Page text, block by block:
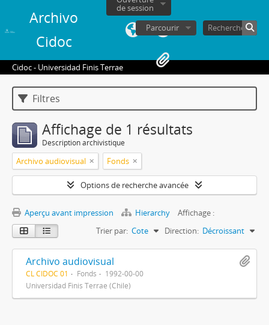
Archivo
Cidoc
de session
Parcourir
Cidoc - Universidad Finis Terrae
Filtres
Affichage de 1 résultats
Description archivistique
Archivo audiovisual Fonds
Options de recherche avancée
Aperçu avant impression Hierarchy
Affichage :
Trier par: Cote Direction: Décroissant
Archivo audiovisual
CL CIDOC 01 Fonds
1992-00-00
Universidad Finis Terrae (Chile)